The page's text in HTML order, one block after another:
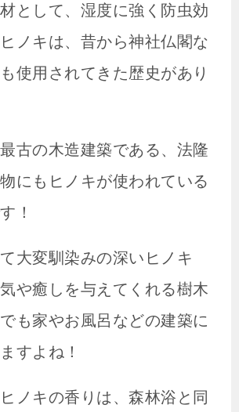
として、湿度に強く防虫効
ノキは、昔から神社仏閣な
使用されてきた歴史があり
古の木造建築である、法隆
にもヒノキが使われている
！
大変馴染みの深いヒノキ
や癒しを与えてくれる樹木
も家やお風呂などの建築に
すよね！
ノキの香りは、森林浴と同